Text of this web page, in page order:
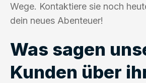
Wege. Kontaktiere sie noch
dein neues Abenteuer!
Was sagen
Kunden über